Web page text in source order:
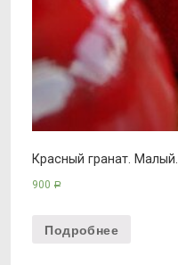
Красный гранат. Малый.
900 Р
Подробнее